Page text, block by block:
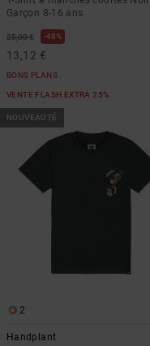
Garçon 8-16 ans
25,00 € 48%
13,12 €
BONS PLANS
VENTE FLASH EXTRA 25%
NOUVEAUTÉ
2
Handplant